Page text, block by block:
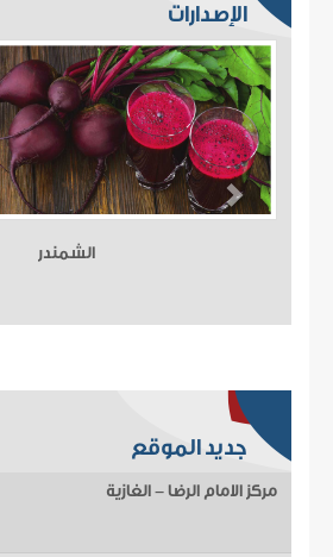
الإصدارات
الشمندر
جديد الموقع
مركز الامام الرضا - الغازية